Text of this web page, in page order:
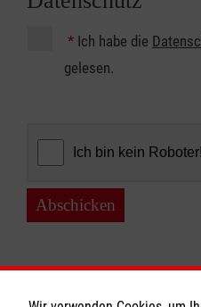
* Ich habe die
gelesen.
Abschicken